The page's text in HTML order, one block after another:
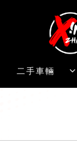
二手車輛